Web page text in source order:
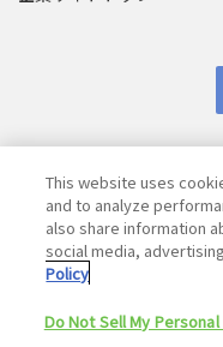
Copyright © 1997-2025
採用活動におけ
This website uses
and to analyze
also share information
social media,
Policy
Do Not Sell My